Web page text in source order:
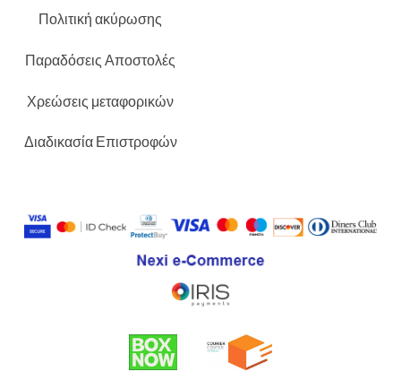
Πολιτική ακύρωσης
Παραδόσεις Αποστολές
Χρεώσεις μεταφορικών
Διαδικασία Επιστροφών